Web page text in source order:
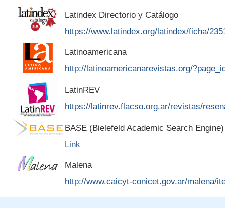
Latindex Directorio y Catálogo
https://www.latindex.org/latindex/ficha/
Latinoamericana
http://latinoamericanarevistas.org/
LatinREV
https://latinrev.flacso.org.ar/revistas/
BASE (Bielefeld Academic Search Engine)
Link
Malena
http://www.caicyt-conicet.gov.ar/malena/